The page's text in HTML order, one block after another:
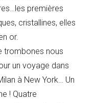
premières
cristallines, elles
or.
trombones nous
un voyage dans
à New York… Un
! Quatre